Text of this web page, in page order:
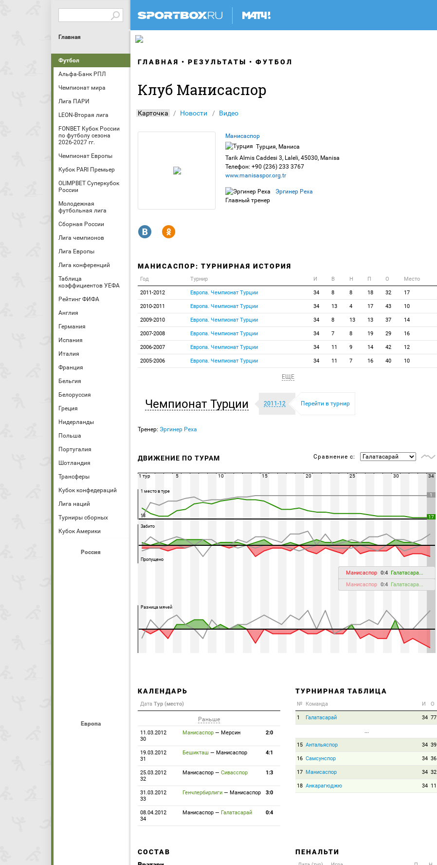
Главная
Футбол
Альфа-Банк РПЛ
Чемпионат мира
Лига ПАРИ
LEON-Вторая лига
FONBET Кубок России
по футболу сезона
2026-2027 гг.
Чемпионат Европы
Кубок PARI Премьер
OLIMPBET Суперкубок
России
Молодежная
футбольная лига
Сборная России
Лига чемпионов
Лига Европы
Лига конференций
Таблица
коэффициентов УЕФА
Рейтинг ФИФА
Англия
Германия
Испания
Италия
Франция
Бельгия
Белоруссия
Греция
Нидерланды
Польша
Португалия
Шотландия
Трансферы
Кубок конфедераций
Лига наций
Турниры сборных
Кубок Америки
Россия
Европа
ГЛАВНАЯ РЕЗУЛЬТАТЫ ФУТБОЛ
Клуб Манисаспор
Карточка Новости Видео
Манисаспор
Турция, Маниса
Tarik Almis Caddesi 3, Laleli, 45030, Manisa
Телефон: +90 (236) 233 3767
www.manisaspor.org.tr
Эргинер Реха
Главный тренер
R Y
МАНИСАСПОР: ТУРНИРНАЯ ИСТОРИЯ
Год Турнир И В Н П О Место
2011-2012 Европа. Чемпионат Турции 34 8 8 18 32 17
2010-2011 Европа. Чемпионат Турции 34 13 4 17 43 10
2009-2010 Европа. Чемпионат Турции 34 8 13 13 37 14
2007-2008 Европа. Чемпионат Турции 34 7 8 19 29 16
2006-2007 Европа. Чемпионат Турции 34 11 9 14 42 12
2005-2006 Европа. Чемпионат Турции 34 11 7 16 40 10
ЕЩЕ
Чемпионат Турции 2011-12 Перейти в турнир
Тренер: Эргинер Реха
ДВИЖЕНИЕ ПО ТУРАМ Сравнение с:
1
17
1 место в туре
18
Забито
Пропущено
Манисаспор 0:4 Галатасара...
Манисаспор 0:4 Галатасара...
Разница мячей
1 тур 5 10 15 20 25 30 34
КАЛЕНДАРЬ
Дата Тур (место)
Раньше
11.03.2012
30
Манисаспор — Мерсин 2:0
19.03.2012
31
Бешикташ — Манисаспор 4:1
25.03.2012
32
Манисаспор — Сивасспор 1:3
31.03.2012
33
Генчлербирлиги — Манисаспор 3:0
08.04.2012
34
Манисаспор — Галатасарай 0:4
ТУРНИРНАЯ ТАБЛИЦА
№ Команда И О
1 Галатасарай 34 77
...
15 Антальяспор 34 39
16 Самсунспор 34 36
17 Манисаспор 34 32
18 Анкарагюджю 34 11
СОСТАВ
ПЕНАЛЬТИ